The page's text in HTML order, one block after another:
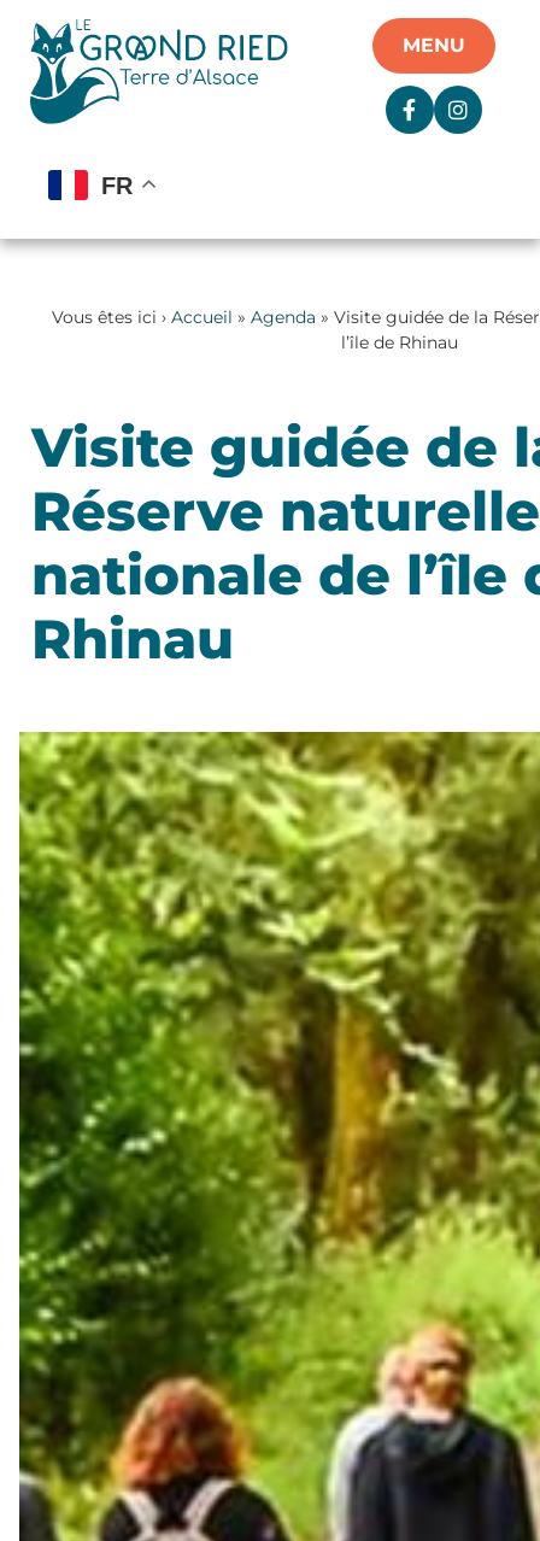
MENU
FR
Vous êtes ici › Accueil » Agenda » Visite guidée de la
l’île de Rhinau
Visite guidée de
Réserve naturelle
nationale de l’île
Rhinau
Panneau de gestion des cookies